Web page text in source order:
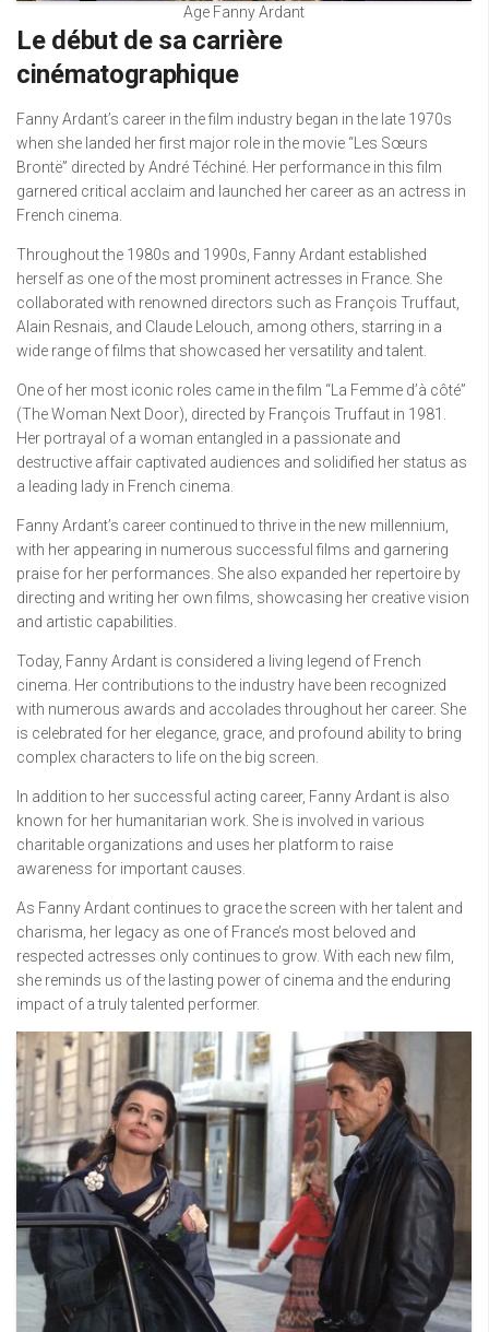
Age Fanny Ardant
Le début de sa carrière
cinématographique
Fanny Ardant’s career in the film industry began in the late 1970s
when she landed her first major role in the movie “Les Sœurs
Brontë” directed by André Téchiné. Her performance in this film
garnered critical acclaim and launched her career as an actress in
French cinema.
Throughout the 1980s and 1990s, Fanny Ardant established
herself as one of the most prominent actresses in France. She
collaborated with renowned directors such as François Truffaut,
Alain Resnais, and Claude Lelouch, among others, starring in a
wide range of films that showcased her versatility and talent.
One of her most iconic roles came in the film “La Femme d’à côté”
(The Woman Next Door), directed by François Truffaut in 1981.
Her portrayal of a woman entangled in a passionate and
destructive affair captivated audiences and solidified her status as
a leading lady in French cinema.
Fanny Ardant’s career continued to thrive in the new millennium,
with her appearing in numerous successful films and garnering
praise for her performances. She also expanded her repertoire by
directing and writing her own films, showcasing her creative vision
and artistic capabilities.
Today, Fanny Ardant is considered a living legend of French
cinema. Her contributions to the industry have been recognized
with numerous awards and accolades throughout her career. She
is celebrated for her elegance, grace, and profound ability to bring
complex characters to life on the big screen.
In addition to her successful acting career, Fanny Ardant is also
known for her humanitarian work. She is involved in various
charitable organizations and uses her platform to raise
awareness for important causes.
As Fanny Ardant continues to grace the screen with her talent and
charisma, her legacy as one of France’s most beloved and
respected actresses only continues to grow. With each new film,
she reminds us of the lasting power of cinema and the enduring
impact of a truly talented performer.